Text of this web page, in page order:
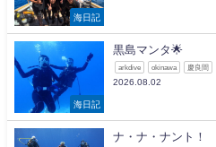
海日記
海日記
黒島マンタ🌟
arkdive okinawa 慶良間
2026.08.02
ナ・ナ・ナント！